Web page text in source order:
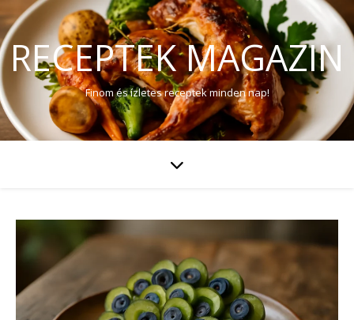
RECEPTEK MAGAZIN
Finom és ízletes receptek minden nap!